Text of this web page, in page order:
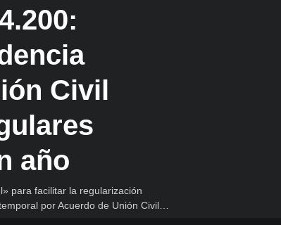
Civil
año
para facilitar la regularización
por Acuerdo de Unión Civil…